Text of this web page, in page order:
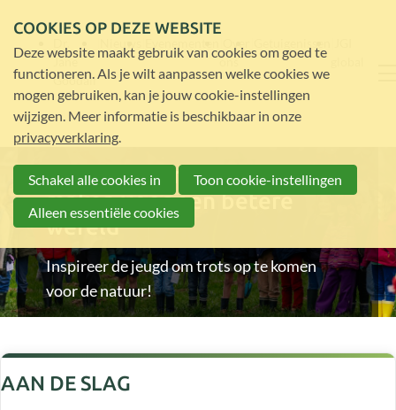
Jane
Goodall
ons
Iedereen kan het verschil
maken voor een betere
wereld
Inspireer de jeugd om trots op te komen
voor de natuur!
AAN DE SLAG
COOKIES OP DEZE WEBSITE
Deze website maakt gebruik van cookies om goed te
functioneren. Als je wilt aanpassen welke cookies we
mogen gebruiken, kan je jouw cookie-instellingen
wijzigen. Meer informatie is beschikbaar in onze
privacyverklaring.
Schakel alle cookies in
Toon cookie-instellingen
Alleen essentiële cookies